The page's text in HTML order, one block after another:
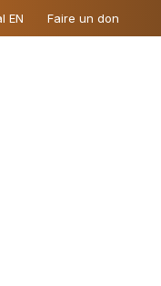
EN Faire un don